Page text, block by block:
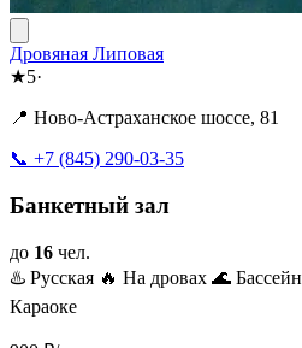
Дровяная Липовая
★5·
📍 Ново-Астраханское шоссе, 81
📞 +7 (845) 290-03-35
Банкетный зал
до 16 чел.
♨️ Русская 🔥 На дровах 🌊 Бассейн
Караоке